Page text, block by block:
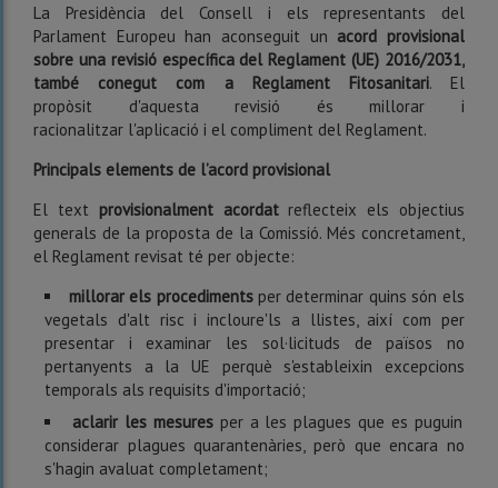
La Presidència del Consell i els representants del
Parlament Europeu han aconseguit un acord provisional
sobre una revisió específica del Reglament (UE) 2016/2031,
també conegut com a Reglament Fitosanitari. El
propòsit d'aquesta revisió és millorar i
racionalitzar l'aplicació i el compliment del Reglament.
Principals elements de l’acord provisional
El text provisionalment acordatreflecteix els objectius
generals de la proposta de la Comissió. Més concretament,
el Reglament revisat té per objecte:
millorar els procedimentsper determinar quins són els
vegetals d'alt risc i incloure'ls a llistes, així com per
presentar i examinar les sol·licituds de països no
pertanyents a la UE perquè s'estableixin excepcions
temporals als requisits d'importació;
aclarir les mesuresper a les plagues que es puguin
considerar plagues quarantenàries, però que encara no
s'hagin avaluat completament;